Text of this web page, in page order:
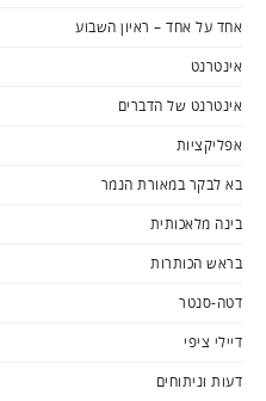
אחד על אחד – ראיון השבוע
אינטרנט
אינטרנט של הדברים
אפליקציות
בא לבקר במאורת הנמר
בינה מלאכותית
בראש הכותרות
דטה-סנטר
דיילי ציפי
דעות וניתוחים